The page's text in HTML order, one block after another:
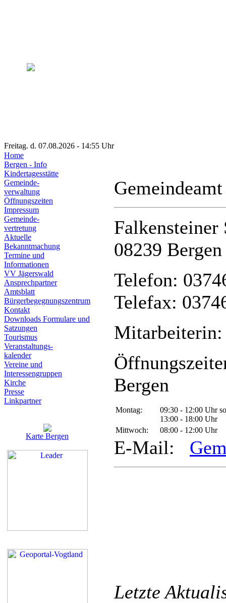
Freitag. d. 07.08.2026 - 14:55 Uhr
Home
Bergen - Info
Kindertagesstätte
Gemeinde-
verwaltung
Öffnungszeiten
Impressum
Gemeinde-
vertretung
Aktuelle
Bekanntmachung
Termine und
Informationen
VV Jägerswald
Ansprechpartner
Amtsblatt
Bürgerbegegnungszentrum
Kontakt
Downloads Formulare und
Satzungen
Tourismus
Veranstaltungs-
kalender
Vereine und
Interessen­gruppen
Kirche
Presse
Linkpartner
Karte Bergen
Falkensteiner
08239 Bergen
Telefon:
Telefax:
Mitarbeiterin:
Bergen
Montag:
09:30 - 12:00 Uhr
13:00 - 18:00 Uhr
Mittwoch:
08:00 - 12:00 Uhr
E-Mail:
Letzte